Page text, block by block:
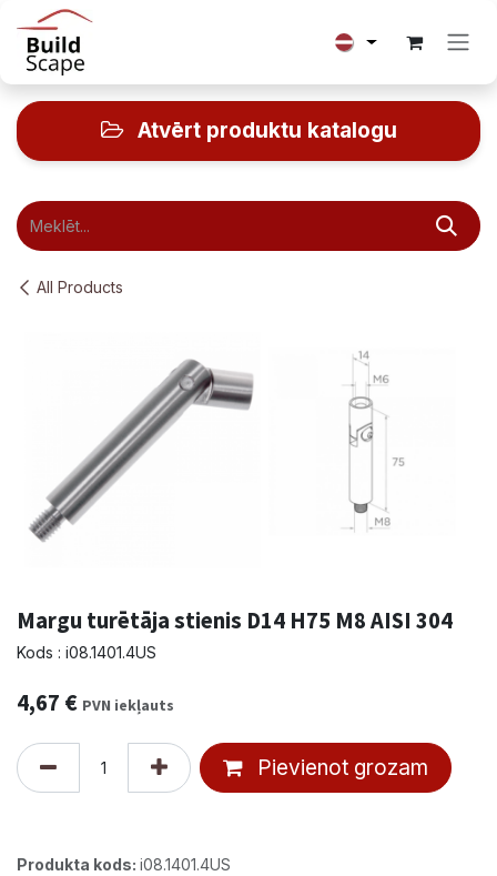
Skip to Content
Atvērt produktu katalogu
All Products
Margu turētāja stienis D14 H75 M8 AISI 304
Kods : i08.1401.4US
4,67 € PVN iekļauts
Pievienot grozam
Produkta kods: i08.1401.4US